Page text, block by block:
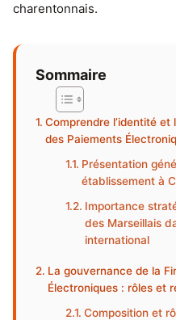
charentonnais.
Sommaire
Comprendre l’identité et
des Paiements
Présentation
établissement à
Importance
des Marseillais
international
La gouvernance de la
Électroniques : rôles et
Composition et